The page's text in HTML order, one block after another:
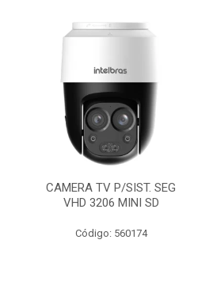
CAMERA TV P/SIST. SEG
VHD 3206 MINI SD
Código: 560174